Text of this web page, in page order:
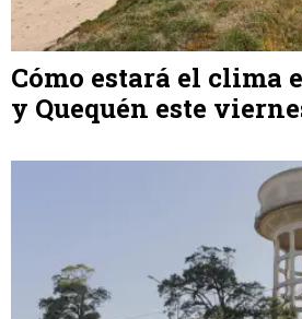
Cómo estará el clima
y Quequén este